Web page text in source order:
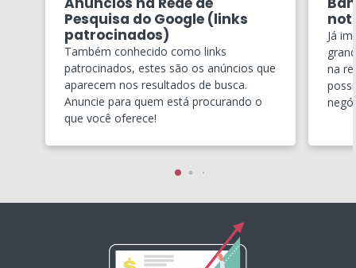
Pesquisa do Google (links
patrocinados)
Também conhecido como links
patrocinados, estes são os anúncios que
aparecem nos resultados de busca.
Anuncie para quem está procurando o
que você oferece!
Já
na